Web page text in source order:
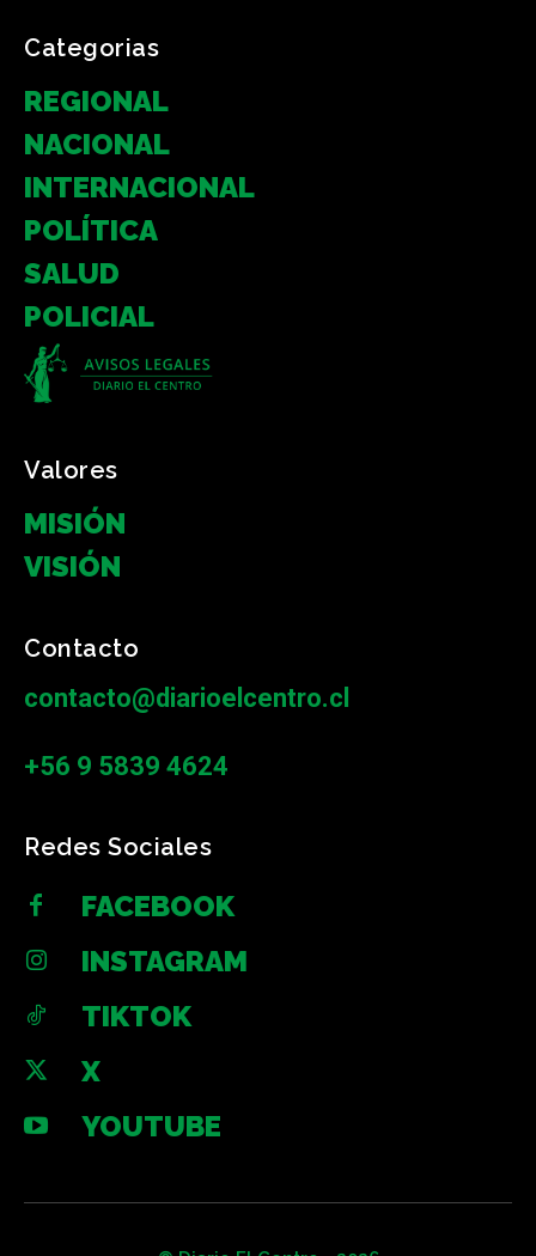
Categorias
REGIONAL
NACIONAL
INTERNACIONAL
POLÍTICA
SALUD
POLICIAL
Valores
MISIÓN
VISIÓN
Contacto
contacto@diarioelcentro.cl
+56 9 5839 4624
Redes Sociales
FACEBOOK
INSTAGRAM
TIKTOK
X
YOUTUBE